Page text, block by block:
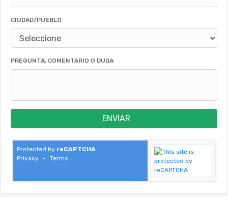
CIUDAD/PUEBLO
PREGUNTA, COMENTARIO O DUDA
ENVIAR
Protected by reCAPTCHA
Privacy
- Terms